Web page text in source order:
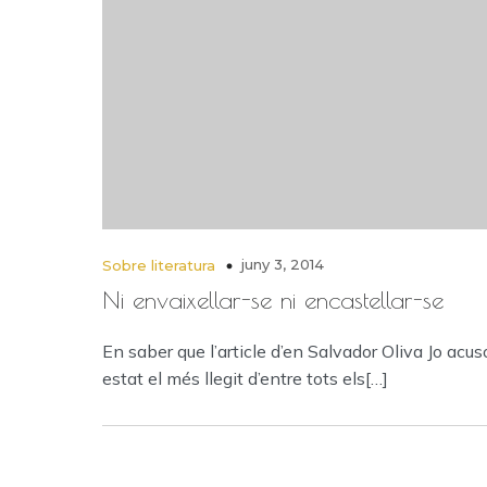
Sobre literatura juny 3, 2014
Ni envaixellar-se ni encastellar-se
En saber que l’article d’en Salvador Oliva Jo
estat el més llegit d’entre tots els[…]